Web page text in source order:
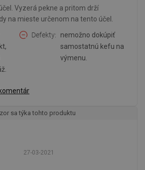
Vyzerá pekne a pritom drží
na mieste určenom na tento účel.
Defekty
nemožno dokúpiť
samostatnú kefu na
výmenu.
sa týka tohto produktu
27-03-2021